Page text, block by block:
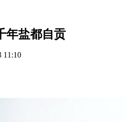
年盐都自贡
11:10